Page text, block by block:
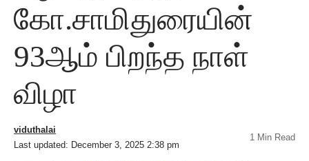
கோ.சாமிதுரையின்
93ஆம் பிறந்த நாள்
விழா
Last updated: December 3, 2025 2:38 pm
viduthalai
1 Min Read